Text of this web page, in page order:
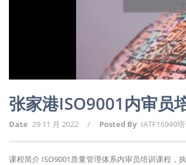
张家港ISO9001内审员
Date 29 11 月 2022 / Posted By IATF16949
课程简介 ISO9001质量管理体系内审员培训课程，